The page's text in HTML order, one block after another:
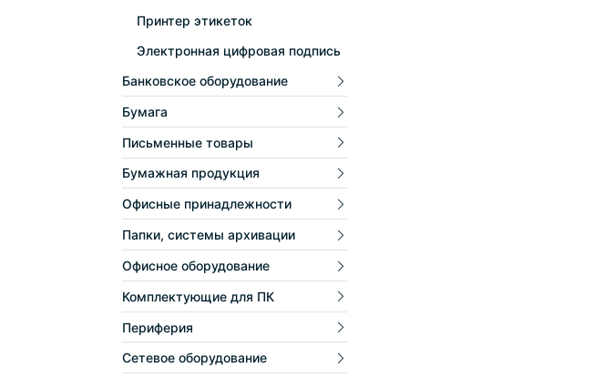
Принтер этикеток
Электронная цифровая подпись
Банковское оборудование
Бумага
Письменные товары
Бумажная продукция
Офисные принадлежности
Папки, системы архивации
Офисное оборудование
Комплектующие для ПК
Периферия
Сетевое оборудование